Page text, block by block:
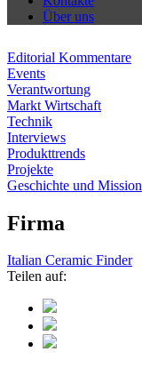
Über uns
Editorial Kommentare
Events
Verantwortung
Markt Wirtschaft
Technik
Interviews
Produkttrends
Projekte
Geschichte und Mission
Firma
Italian Ceramic Finder
Teilen auf: